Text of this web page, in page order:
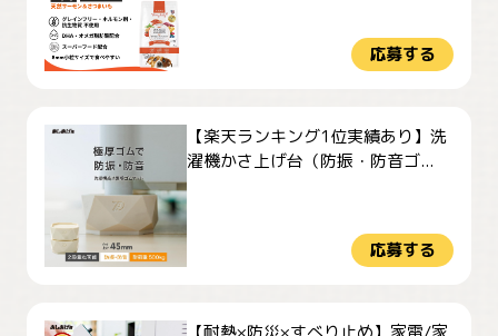
応募する
【楽天ランキング1位実績あり】洗
濯機かさ上げ台（防振・防音ゴ...
応募する